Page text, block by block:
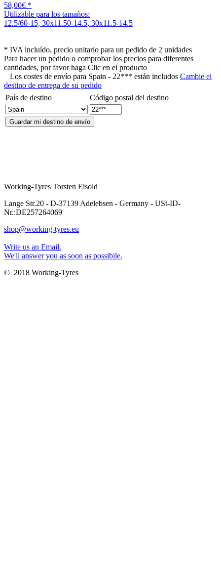
58,00€ *
Utilizable para los tamaños:
12.5/60-15, 30x11.50-14.5, 30x11.5-14.5
* IVA incluído, precio unitario para un pedido de 2 unidades
Para hacer un pedido o comprobar los precios para diferentes
cantidades, por favor haga Clic en el producto
Los costes de envío para Spain - 22*** están includos Cambie el
destino de entrega de su pedido
País de destino
Código postal del destino
Working-Tyres Torsten Eisold
Lange Str.20 - D-37139 Adelebsen - Germany - USt-ID-
Nr.:DE257264069
shop@working-tyres.eu
Write us an Email.
We'll answer you as soon as possibile.
© 2018 Working-Tyres